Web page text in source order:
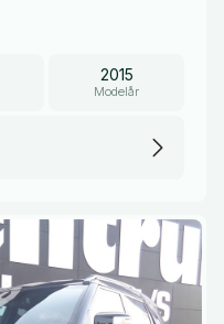
2015
Modelår